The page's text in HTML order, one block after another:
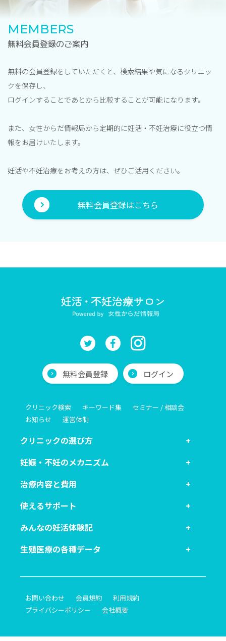
MEMBERS
無料会員登録のご案内
無料の会員登録をしていただくと、検索結果や気になるクリニッ
クを保存し、
ログインすることであとから比較することが可能になります。
また、女性からだ情報局から定期的に妊活・不妊治療に役立つ情
報をお届けいたします。
妊活や不妊治療をお考えの方は、ぜひご活用ください。
無料会員登録はこちら
無料会員登録 ログイン
クリニック検索 キーワード集
セミナー / 相談会
お知らせ
運営体制
クリニックの選び方
妊娠・不妊のメカニズム
治療内容と費用
使えるサポート
みんなの妊活体験記
生殖医療の各種データ
お問い合わせ 会員規約
利用規約
プライバシーポリシー
会社概要